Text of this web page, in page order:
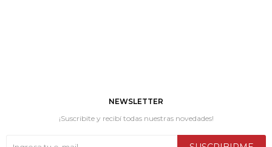
NEWSLETTER
¡Suscribite y recibí todas nuestras novedades!